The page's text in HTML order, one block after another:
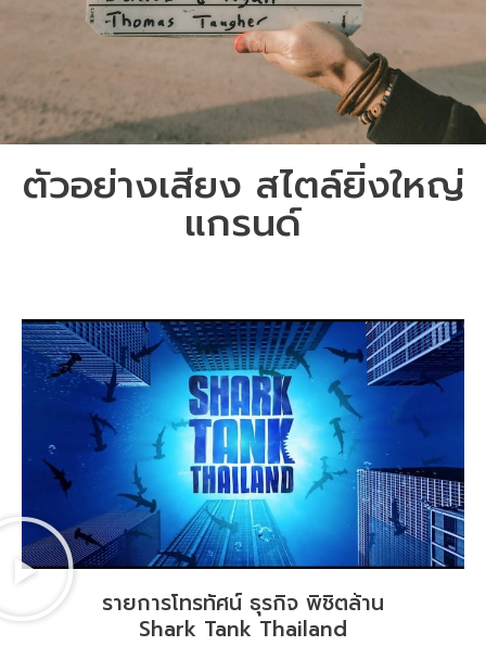
ตัวอย่างเสียง สไตล์ยิ่งใหญ่
แกรนด์
รายการโทรทัศน์ ธุรกิจ พิชิตล้าน
Shark Tank Thailand